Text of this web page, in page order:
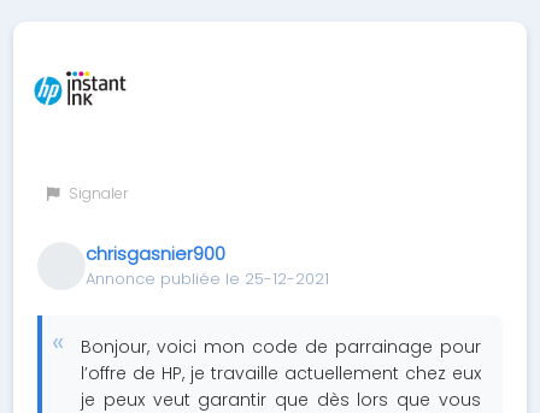
Signaler
chrisgasnier900
Annonce publiée le 25-12-2021
Bonjour, voici mon code de parrainage pour
l’offre de HP, je travaille actuellement chez eux
je peux veut garantir que dès lors que vous